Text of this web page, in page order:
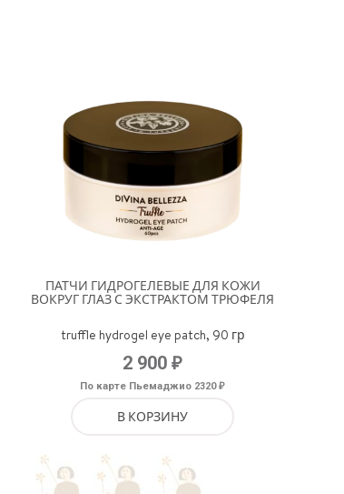
ПАТЧИ ГИДРОГЕЛЕВЫЕ ДЛЯ КОЖИ
ВОКРУГ ГЛАЗ С ЭКСТРАКТОМ ТРЮФЕЛЯ
truffle hydrogel eye patch, 90 гр
2 900 ₽
По карте Пьемаджио 2320₽
В КОРЗИНУ